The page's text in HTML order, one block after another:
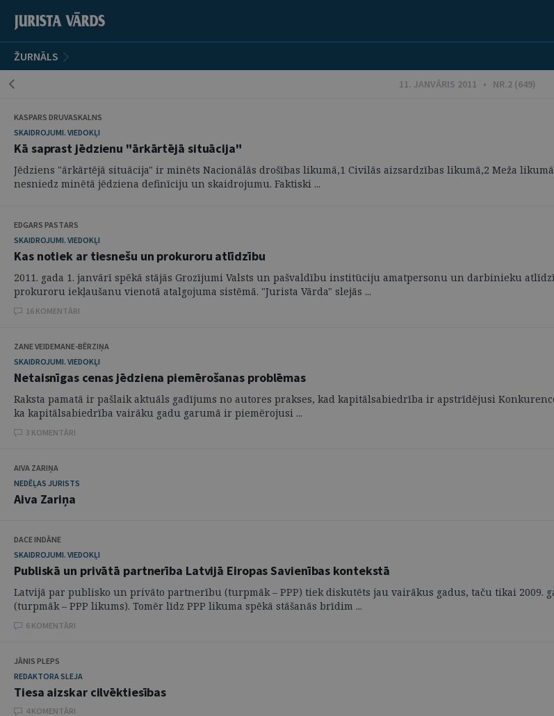
ŽURNĀLS
11. JANVĀRIS 2011 • NR.2 (649)
KASPARS DRUVASKALNS
SKAIDROJUMI. VIEDOKĻI
Kā saprast jēdzienu "ārkārtējā situācija"
Jēdziens "ārkārtējā situācija" ir minēts Nacionālās drošības likumā,1 Civilās aizsardzības likumā,2 Meža
nesniedz minētā jēdziena definīciju un skaidrojumu. Faktiski ...
EDGARS PASTARS
SKAIDROJUMI. VIEDOKĻI
Kas notiek ar tiesnešu un prokuroru atlīdzību
2011. gada 1. janvārī spēkā stājās Grozījumi Valsts un pašvaldību institūciju amatpersonu un darbinieku
prokuroru iekļaušanu vienotā atalgojuma sistēmā. "Jurista Vārda" slejās ...
16 KOMENTĀRI
ZANE VEIDEMANE-BĒRZIŅA
SKAIDROJUMI. VIEDOKĻI
Netaisnīgas cenas jēdziena piemērošanas problēmas
Raksta pamatā ir pašlaik aktuāls gadījums no autores prakses, kad kapitālsabiedrība ir apstrīdējusi
ka kapitālsabiedrība vairāku gadu garumā ir piemērojusi ...
3 KOMENTĀRI
AIVA ZARIŅA
NEDĒĻAS JURISTS
Aiva Zariņa
DACE INDĀNE
SKAIDROJUMI. VIEDOKĻI
Publiskā un privātā partnerība Latvijā Eiropas Savienības kontekstā
Latvijā par publisko un privāto partnerību (turpmāk – PPP) tiek diskutēts jau vairākus gadus, taču tikai 2009.
(turpmāk – PPP likums). Tomēr līdz PPP likuma spēkā stāšanās brīdim ...
6 KOMENTĀRI
JĀNIS PLEPS
REDAKTORA SLEJA
Tiesa aizskar cilvēktiesības
4 KOMENTĀRI